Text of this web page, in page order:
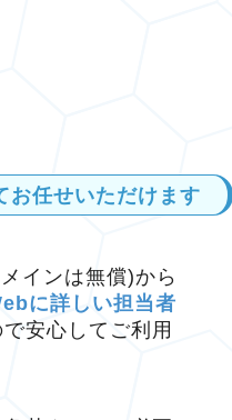
お任せいただけます
インは無償)から
に詳しい担当者
で安心してご利用